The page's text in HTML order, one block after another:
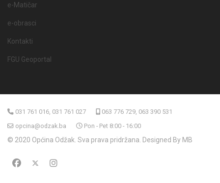
e-Matičar
e-obrasci
Kontakti
FGU Geoportal
031 761 016, 031 761 027
063 776 729, 063 390 531
opcina@odzak.ba
Pon - Pet 8:00 - 16:00
© 2020 Općina Odžak. Sva prava pridržana. Designed By MB